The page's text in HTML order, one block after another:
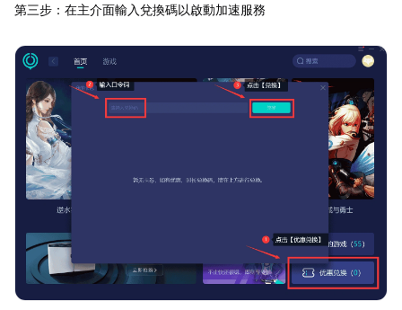
第三步：在主介面輸入兌換碼以啟動加速服務